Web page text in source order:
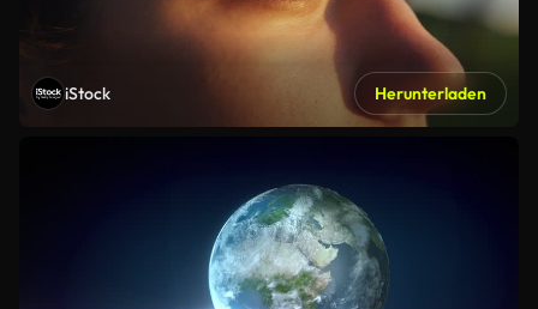
iStock Herunterladen